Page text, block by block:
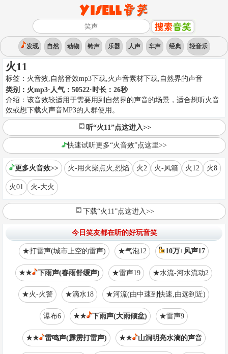
发现 自然 动物 铃声 乐器 人声 车声 经典 轻音乐
火11
标签： 火音效,自然音效mp3下载,火声音素材下载, 自然界的声音
类别： 火mp3·人气：50522·时长： 26秒
介绍： 该音效较适用于需要用到自然界的声音的场景，适合想听火音
效或想下载火声音MP3的人群使用。
听“火11”点这进入>>
快速试听更多“火音效”点这里>>
更多火音效>> 火-用火柴点火,烈焰 火2 火-风箱 火12 火8
火01 火-大火
下载“火11”点这进入>>
今日笑友都在听的好玩音笑
★打雷声(城市上空的雷声) ★气泡12 10万+风声17
★★ 下雨声(春雨舒缓声) ★雷声19 ★水流-河水流动2
★火-火警 ★滴水18 ★河流(由中速到快速,由远到近)
瀑布6 ★★ 下雨声(大雨倾盆) ★雷声9
★★ 雷鸣声(霹雳打雷声) ★★ 山洞明亮水滴的声音